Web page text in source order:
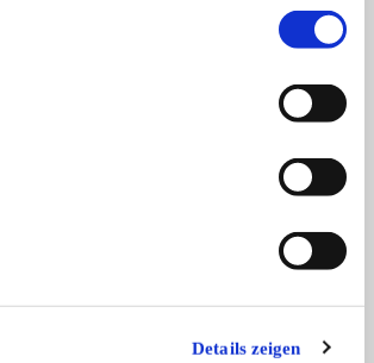
Details zeigen
29.500,- €
auch interessieren